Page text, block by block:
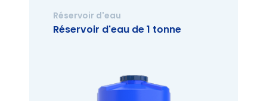
Réservoir d'eau
Réservoir d'eau de 1 tonne